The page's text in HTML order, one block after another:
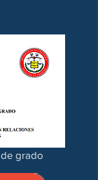
grado